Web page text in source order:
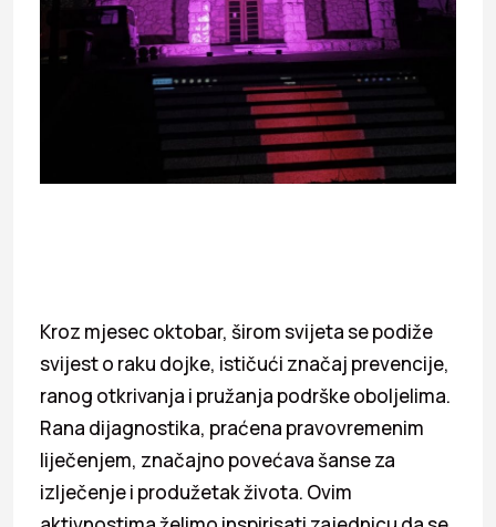
Kroz mjesec oktobar, širom svijeta se podiže
svijest o raku dojke, ističući značaj prevencije,
ranog otkrivanja i pružanja podrške oboljelima.
Rana dijagnostika, praćena pravovremenim
liječenjem, značajno povećava šanse za
izlječenje i produžetak života. Ovim